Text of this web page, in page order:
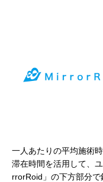
一人あたりの平均施術
滞在時間を活用して、
rrorRoid」の下方部分